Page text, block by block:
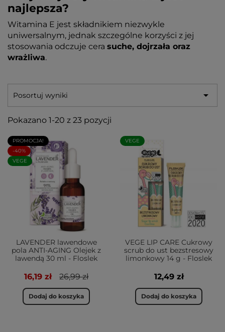
najlepsza?
Witamina E jest składnikiem niezwykle
uniwersalnym, jednak szczególne korzyści z jej
stosowania odczuje cera suche, dojrzała oraz
wrażliwa.
Posortuj wyniki 
Pokazano 1-20 z 23 pozycji
PROMOCJA!
-40%
VEGE
LAVENDER lawendowe
pola ANTI-AGING Olejek z
lawendą 30 ml - Floslek
16,19 zł 26,99 zł
Dodaj do koszyka
VEGE
VEGE LIP CARE Cukrowy
scrub do ust bezstresowy
limonkowy 14 g - Floslek
12,49 zł
Dodaj do koszyka